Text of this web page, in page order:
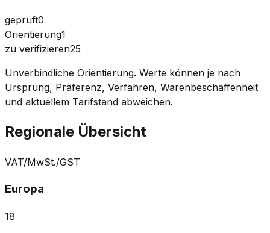
geprüft0
Orientierung1
zu verifizieren25
Unverbindliche Orientierung. Werte können je nach
Ursprung, Präferenz, Verfahren, Warenbeschaffenheit
und aktuellem Tarifstand abweichen.
Regionale Übersicht
VAT/MwSt./GST
Europa
18